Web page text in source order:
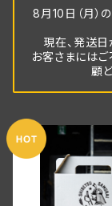
8月10日（月）
現在、発送
お客さまには
顧